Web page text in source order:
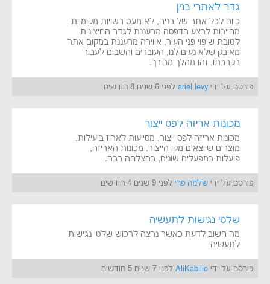
גדר לאתרי בנין
כיום לכל אתר של בניה, לא מעט רשויות מקומיות
מחייבות לבצע הדפסה מרעננת לגדר החיצונית
לטובת שיפוי פני העיר, אווירה מרעננת במקום אתר
מאובק שלא נעים לנו, העוברים והשבים לעבור
בקרבתו, זהו מהלך מבורך.
פורסם על ידי ariel levy לפני 6 שנים 8 חודשים
מכונות אריזה לפס ייצור
מכונות אריזה לפס ייצור, מסייעות לארוז ביעילות,
מוצרים שיוצאים מקו הייצור. מכונות האריזה,
פועלות במפעלים שונים, בהצלחה רבה.
פורסם על ידי שלמה פרי לפני 9 שנים 4 חודשים
שלטי נגישות לתעשיה
מה חשוב לדעת כאשר נרצה לרכוש שלטי נגישות
לתעשיה
פורסם על ידי AliKabilio לפני 7 שנים 5 חודשים